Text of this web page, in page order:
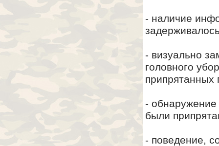
- наличие
- визуально
головного
припрятанных
- обнаружение
были
- поведение,